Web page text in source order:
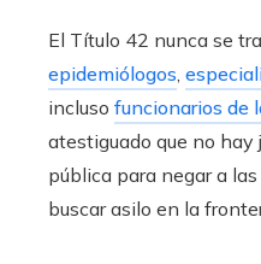
El Título 42 nunca se
epidemiólogos
incluso funcionarios de
atestiguado que no hay
pública para negar a
buscar asilo en la